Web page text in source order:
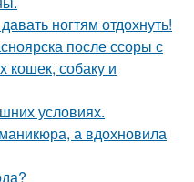
ногтям отдохнуть!
после ссоры с
кошек, собаку и
условиях.
а вдохновила